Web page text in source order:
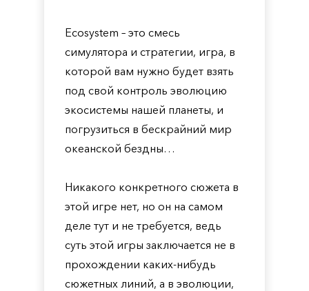
Ecosystem – это смесь
симулятора и стратегии, игра, в
которой вам нужно будет взять
под свой контроль эволюцию
экосистемы нашей планеты, и
погрузиться в бескрайний мир
океанской бездны…
Никакого конкретного сюжета в
этой игре нет, но он на самом
деле тут и не требуется, ведь
суть этой игры заключается не в
прохождении каких-нибудь
сюжетных линий, а в эволюции,